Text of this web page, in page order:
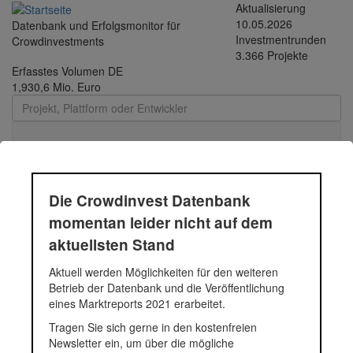
Direkt zum Inhalt
Datenbank und Erfolgsmonitor für
Crowdinvestments
Aktualisierung
10.05.2026
Investmentrunden
3.366 Projekte
Erfasstes Volumen DE
1,930,6 Mio. Euro
Toggle
Clean Energy Global
GmbH
Das Geschäftsmodell von Clean Energy Global ist die B2B
und/oder Verkauf von cleanenergypacks an Energieversorger,
Tankstellenbetreiber, Serviceketten etc. um dem Energie- und
Die Crowdinvest Datenbank
momentan leider nicht auf dem
aktuellsten Stand
Aktuell werden Möglichkeiten für den weiteren
Betrieb der Datenbank und die Veröffentlichung
eines Marktreports 2021 erarbeitet.
Tragen Sie sich gerne in den kostenfreien
Newsletter ein, um über die mögliche